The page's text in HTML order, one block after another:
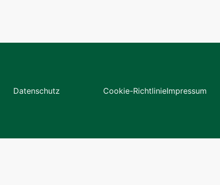
Datenschutz Cookie-RichtlinieImpressum